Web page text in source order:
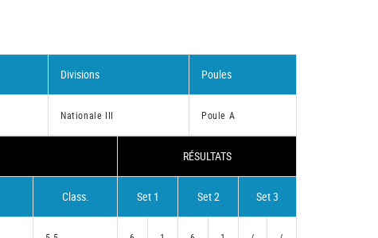
Divisions Poules
Nationale III Poule A
RÉSULTATS
Class. Set 1 Set 2 Set 3